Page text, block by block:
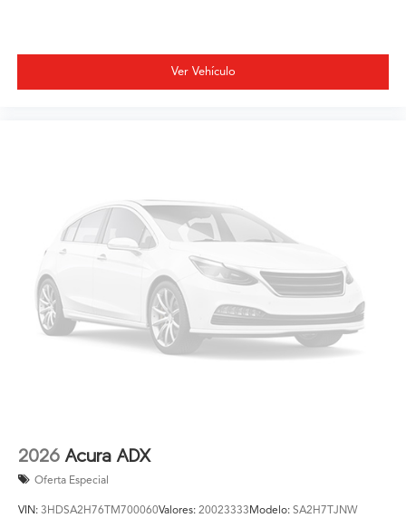
Ver Vehículo
2026 Acura ADX
Oferta Especial
VIN: 3HDSA2H76TM700060Valores: 20023333Modelo: SA2H7TJNW